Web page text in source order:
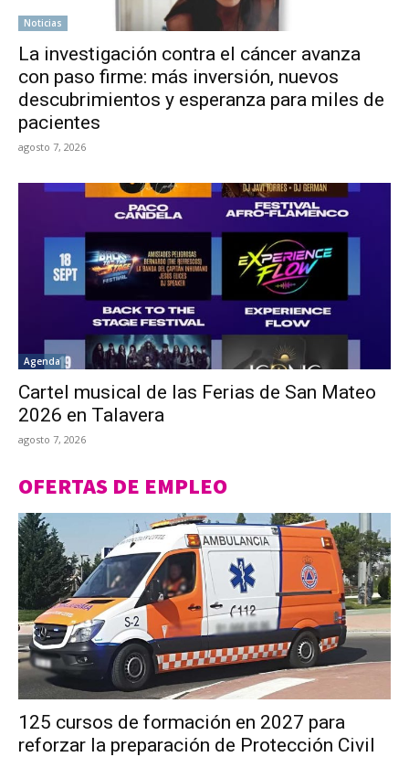
Noticias
La investigación contra el cáncer avanza
con paso firme: más inversión, nuevos
descubrimientos y esperanza para miles de
pacientes
agosto 7, 2026
Agenda
Cartel musical de las Ferias de San Mateo
2026 en Talavera
agosto 7, 2026
OFERTAS DE EMPLEO
125 cursos de formación en 2027 para
reforzar la preparación de Protección Civil